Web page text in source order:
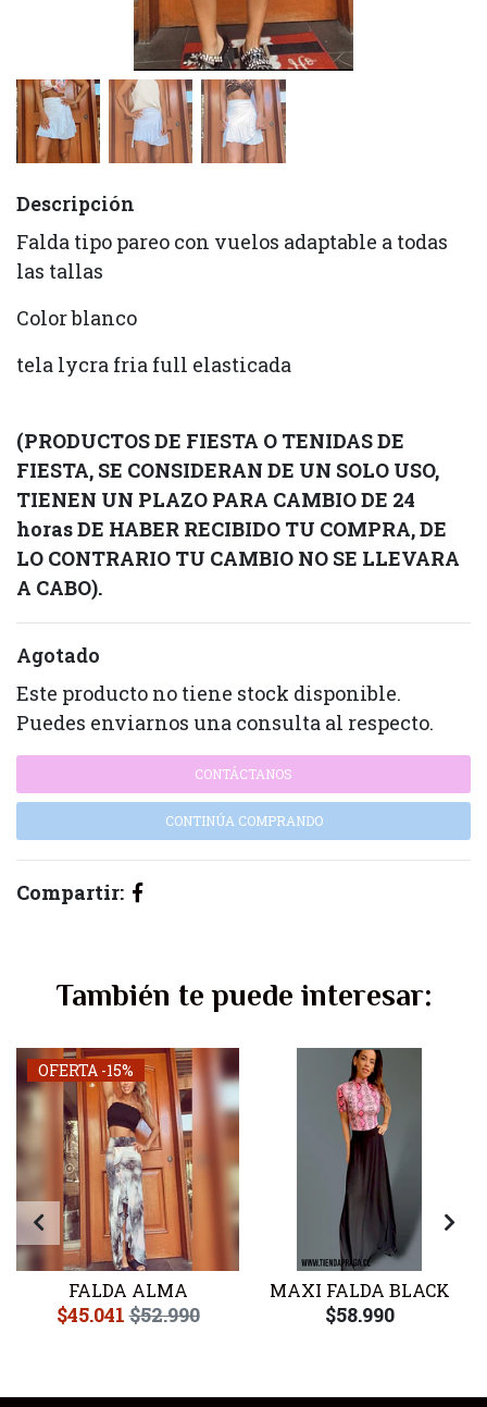
Descripción
Falda tipo pareo con vuelos adaptable a todas
las tallas
Color blanco
tela lycra fria full elasticada
(PRODUCTOS DE FIESTA O TENIDAS DE
FIESTA, SE CONSIDERAN DE UN SOLO USO,
TIENEN UN PLAZO PARA CAMBIO DE 24
horas DE HABER RECIBIDO TU COMPRA, DE
LO CONTRARIO TU CAMBIO NO SE LLEVARA
A CABO).
Agotado
Este producto no tiene stock disponible.
Puedes enviarnos una consulta al respecto.
CONTÁCTANOS
CONTINÚA COMPRANDO
Compartir:
También te puede interesar:
OFERTA -15%
FALDA ALMA
$45.041$52.990
MAXI FALDA BLACK
$58.990